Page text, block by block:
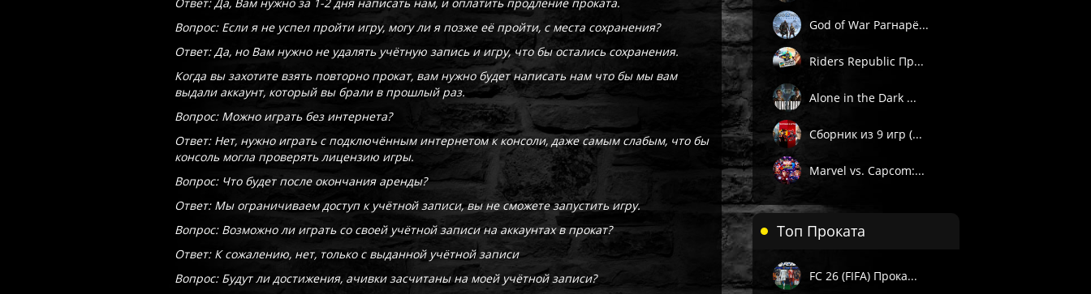
Вопрос: Если я не успел пройти игру, могу ли я позже её пройти, с места сохранения?
Ответ: Да, но Вам нужно не удалять учётную запись и игру, что бы остались сохранения.
Когда вы захотите взять повторно прокат, вам нужно будет написать нам что бы мы вам
выдали аккаунт, который вы брали в прошлый раз.
Вопрос: Можно играть без интернета?
Ответ: Нет, нужно играть с подключённым интернетом к консоли, даже самым слабым, что бы
консоль могла проверять лицензию игры.
Вопрос: Что будет после окончания аренды?
Ответ: Мы ограничиваем доступ к учётной записи, вы не сможете запустить игру.
Вопрос: Возможно ли играть со своей учётной записи на аккаунтах в прокат?
Ответ: К сожалению, нет, только с выданной учётной записи
Вопрос: Будут ли достижения, ачивки засчитаны на моей учётной записи?
God of War Рагнарё...
Riders Republic Пр...
Alone in the Dark ...
Сборник из 9 игр (...
Marvel vs. Capcom:...
Топ Проката
FC 26 (FIFA) Прока...